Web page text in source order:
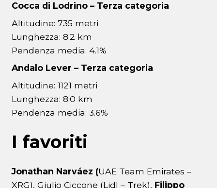
Cocca di Lodrino – Terza categoria
Altitudine: 735 metri
Lunghezza: 8.2 km
Pendenza media: 4.1%
Andalo Lever – Terza categoria
Altitudine: 1121 metri
Lunghezza: 8.0 km
Pendenza media: 3.6%
I favoriti
Jonathan Narváez (UAE Team Emirates –
XRG), Giulio Ciccone (Lidl – Trek), Filippo